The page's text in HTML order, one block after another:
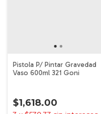
Pistola P/ Pintar Gravedad
Vaso 600ml 321 Goni
$1,618.00